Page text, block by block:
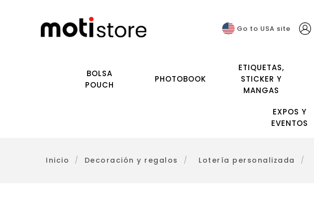
Go to USA site
BOLSA
POUCH
PHOTOBOOK
ETIQUETAS,
STICKER Y
MANGAS
EXPOS Y
EVENTOS
Inicio / Decoración y regalos / Lotería personalizada /